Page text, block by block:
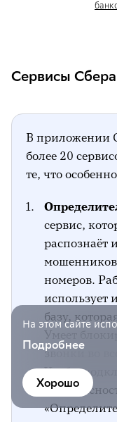
Сервисы
В приложении
более 20
те, что
сервис,
распознаёт
номеров.
использует
базу,
Умеет
звонки во
Чтобы
На этом сайте
Подробнее
Хорошо